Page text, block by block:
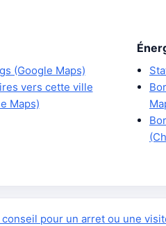
(Google Maps)
vers cette ville
Maps)
pour un arret ou une